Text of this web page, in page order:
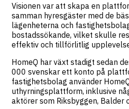
Visionen var att skapa en
samman hyresgäster med de
lägenheterna och
bostadssökande, vilket skulle
effektiv och tillförlitlig
HomeQ har växt stadigt sedan
000 svenskar ett konto på
fastighetsbolag använder
uthyrningsplattform, inklusive
aktörer som Riksbyggen, Balder